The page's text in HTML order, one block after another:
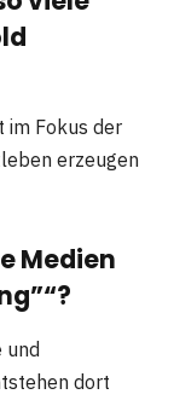
im Fokus der
erzeugen
Medien
und
dort